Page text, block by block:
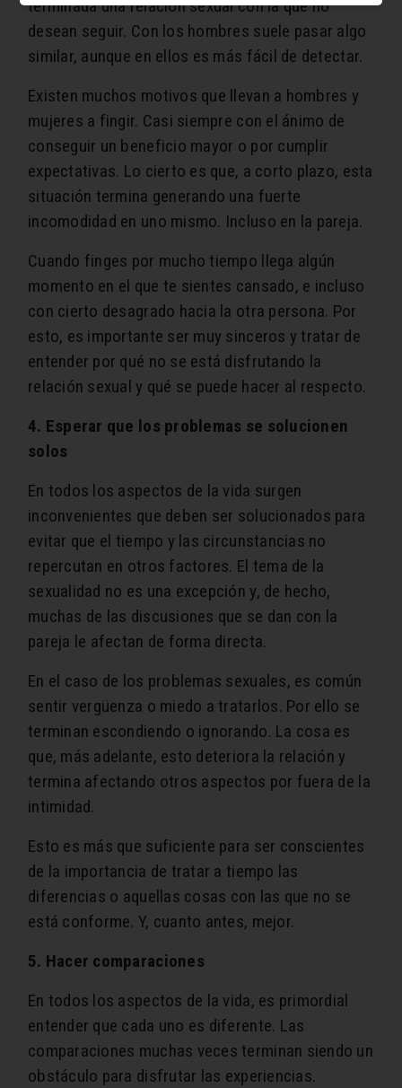
terminada una relación sexual con la que no
desean seguir. Con los hombres suele pasar algo
similar, aunque en ellos es más fácil de detectar.
Existen muchos motivos que llevan a hombres y
mujeres a fingir. Casi siempre con el ánimo de
conseguir un beneficio mayor o por cumplir
expectativas. Lo cierto es que, a corto plazo, esta
situación termina generando una fuerte
incomodidad en uno mismo. Incluso en la pareja.
Cuando finges por mucho tiempo llega algún
momento en el que te sientes cansado, e incluso
con cierto desagrado hacia la otra persona. Por
esto, es importante ser muy sinceros y tratar de
entender por qué no se está disfrutando la
relación sexual y qué se puede hacer al respecto.
4. Esperar que los problemas se solucionen
solos
En todos los aspectos de la vida surgen
inconvenientes que deben ser solucionados para
evitar que el tiempo y las circunstancias no
repercutan en otros factores. El tema de la
sexualidad no es una excepción y, de hecho,
muchas de las discusiones que se dan con la
pareja le afectan de forma directa.
En el caso de los problemas sexuales, es común
sentir vergüenza o miedo a tratarlos. Por ello se
terminan escondiendo o ignorando. La cosa es
que, más adelante, esto deteriora la relación y
termina afectando otros aspectos por fuera de la
intimidad.
Esto es más que suficiente para ser conscientes
de la importancia de tratar a tiempo las
diferencias o aquellas cosas con las que no se
está conforme. Y, cuanto antes, mejor.
5. Hacer comparaciones
En todos los aspectos de la vida, es primordial
entender que cada uno es diferente. Las
comparaciones muchas veces terminan siendo un
obstáculo para disfrutar las experiencias.